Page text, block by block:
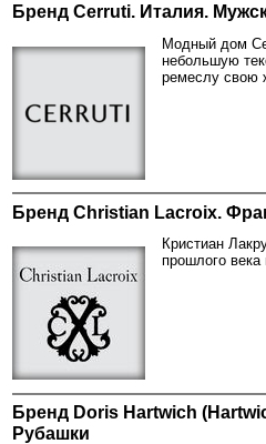
Бренд Cerruti. Италия.
Модный дом
небольшую
ремеслу свою
Бренд Christian Lacroix.
Кристиан
прошлого века
Бренд Doris Hartwich
Рубашки